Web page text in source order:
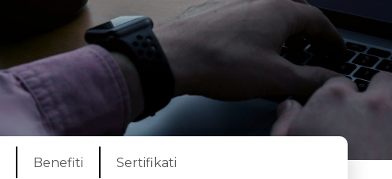
Benefiti Sertifikati